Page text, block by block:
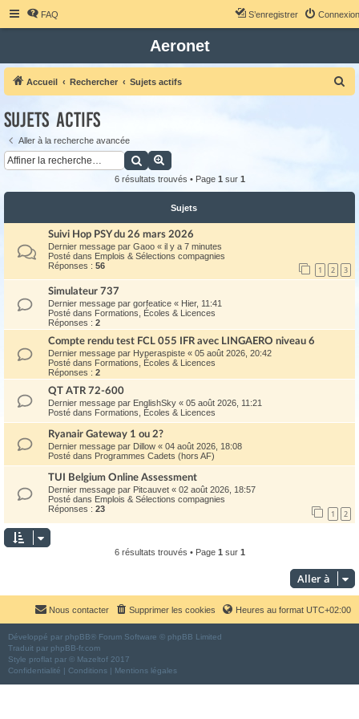
FAQ Connexion
S’enregistrer
Aeronet
Accueil Rechercher Sujets actifs
Sujets actifs
Aller à la recherche avancée
Rechercher
6 résultats trouvés • Page 1 sur 1
Sujets
Suivi Hop PSY du 26 mars 2026
Dernier message par Gaoo « il y a 7 minutes
Posté dans Emplois & Sélections compagnies
Réponses : 56 1 2 3
Simulateur 737
Dernier message par gorfeatice « Hier, 11:41
Posté dans Formations, Écoles & Licences
Réponses : 2
Compte rendu test FCL 055 IFR avec LINGAERO niveau 6
Dernier message par Hyperaspiste « 05 août 2026, 20:42
Posté dans Formations, Écoles & Licences
Réponses : 2
QT ATR 72-600
Dernier message par EnglishSky « 05 août 2026, 11:21
Posté dans Formations, Écoles & Licences
Ryanair Gateway 1 ou 2?
Dernier message par Dillow « 04 août 2026, 18:08
Posté dans Programmes Cadets (hors AF)
TUI Belgium Online Assessment
Dernier message par Pitcauvet « 02 août 2026, 18:57
Posté dans Emplois & Sélections compagnies
Réponses : 23 1 2
6 résultats trouvés • Page 1 sur 1
Aller à
Heures au format UTC+02:00
Supprimer les cookies
Nous contacter
Développé par phpBB® Forum Software © phpBB Limited
Traduit par phpBB-fr.com
Style proflat par © Mazeltof 2017
Confidentialité | Conditions | Mentions légales